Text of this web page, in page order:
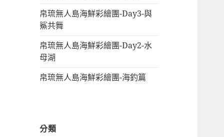
帛琉無人島海鮮彩繪團-Day3-與
鯊共舞
帛琉無人島海鮮彩繪團-Day2-水
母湖
帛琉無人島海鮮彩繪團-海釣篇
分類